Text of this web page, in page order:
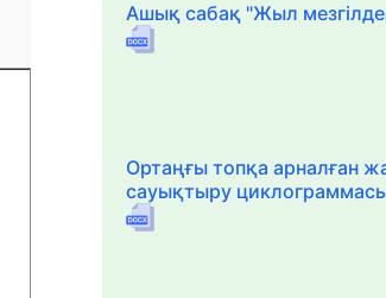
Ашық сабақ "Жыл
Ортаңғы топқа арналған
сауықтыру